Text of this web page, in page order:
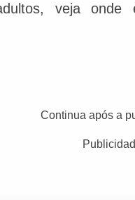
veja onde
Continua após a